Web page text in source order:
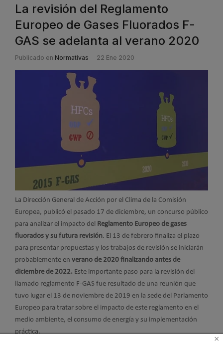
La revisión del Reglamento
Europeo de Gases Fluorados F-
GAS se adelanta al verano 2020
Publicado en Normativas 22 Ene 2020
La Dirección General de Acción por el Clima de la Comisión
Europea, publicó el pasado 17 de diciembre, un concurso público
para analizar el impacto del Reglamento Europeo de gases
fluorados y su futura revisión. El 13 de febrero finaliza el plazo
para presentar propuestas y los trabajos de revisión se iniciarán
probablemente en verano de 2020 finalizando antes de
diciembre de 2022. Este importante paso para la revisión del
llamado reglamento F-GAS fue resultado de una reunión que
tuvo lugar el 13 de noviembre de 2019 en la sede del Parlamento
Europeo para tratar sobre el impacto de este reglamento en el
medio ambiente, el consumo de energía y su implementación
práctica.
×